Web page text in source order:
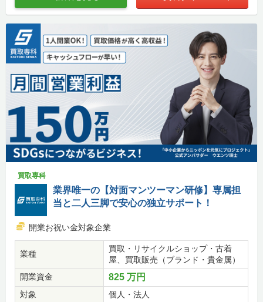
買取専科
業界唯一の【対面マンツーマン研修】専属担
当と二人三脚で安心の独立サポート！
開業お祝い金対象企業
業種
買取・リサイクルショップ・古着
屋、買取販売（ブランド・貴金属）
開業資金
825 万円
対象
個人・法人